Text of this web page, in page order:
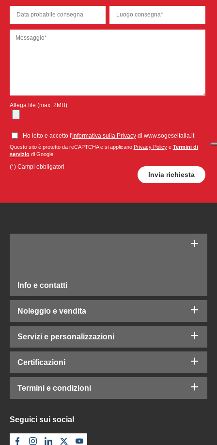
Allega file (max. 2MB)
Ho letto e accetto l'Informativa sulla Privacydi www.sogeseitalia.it
Questo sito è protetto da reCAPTCHA e si applicano Privacy Policye Termini di
serviziodi Google.
(*) Campi obbligatori
Info e contatti
Noleggio e vendita
Servizi e personalizzazioni
Certificazioni
Termini e condizioni
Seguici sui social